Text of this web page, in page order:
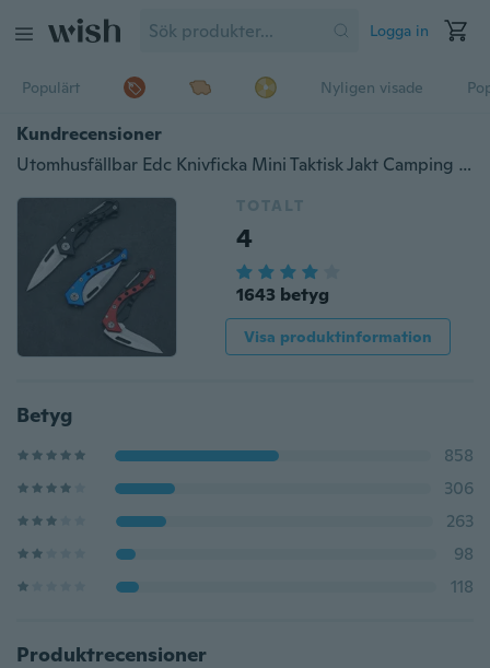
Logga in
Populärt Nyligen visade
Kundrecensioner
Utomhusfällbar Edc Knivficka Mini Taktisk Jakt Camping Fiske Klätterkniv Överlevnad Multi Tool Med Spänne
TOTALT
4
1643 betyg
Visa produktinformation
Betyg
858
306
263
98
118
Produktrecensioner